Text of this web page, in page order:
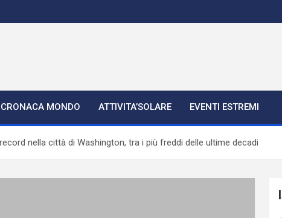
CRONACA MONDO ATTIVITA’SOLARE EVENTI ESTREMI
record nella città di Washington, tra i più freddi delle ultime decadi